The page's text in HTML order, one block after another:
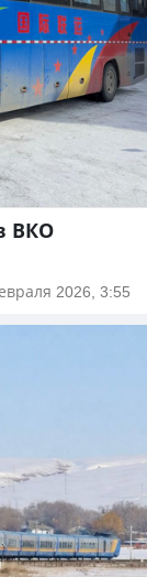
ВКО
2026, 3:55